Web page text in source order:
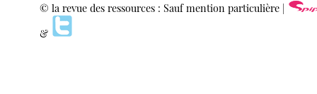
© la revue des ressources : Sauf mention particulière |
&